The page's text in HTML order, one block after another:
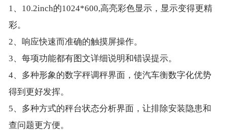
1、10.2inch的1024*600,高亮彩色显示，显示变得更精
彩。
2、响应快速而准确的触摸屏操作。
3、每项功能都有图文详细说明和错误提示。
4、多种形象的数字秤调秤界面，使汽车衡数字化优势
得到更好发挥。
5、多种方式的秤台状态分析界面，让排除安装隐患和
查问题更方便。